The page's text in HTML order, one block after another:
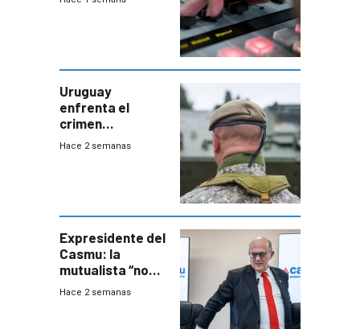
Uruguay
enfrenta el
crimen
organizado con
seguridad
Hace 2 semanas
Expresidente del
Casmu: la
mutualista “no
está para pagar”
Hace 2 semanas